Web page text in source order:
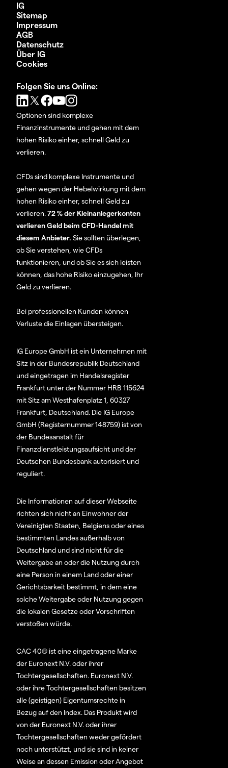
IG
Sitemap
Impressum
AGB
Datenschutz
Über IG
Cookies
Folgen Sie uns Online:
Optionen sind komplexe
Finanzinstrumente und gehen mit dem
hohen Risiko einher, schnell Geld zu
verlieren.
CFDs sind komplexe Instrumente und
gehen wegen der Hebelwirkung mit dem
hohen Risiko einher, schnell Geld zu
verlieren.72 % der Kleinanlegerkonten
verlieren Geld beim CFD-Handel mit
diesem Anbieter. Sie sollten überlegen,
ob Sie verstehen, wie CFDs
funktionieren, und ob Sie es sich leisten
können, das hohe Risiko einzugehen, Ihr
Geld zu verlieren.
Bei professionellen Kunden können
Verluste die Einlagen übersteigen.
IG Europe GmbH ist ein Unternehmen mit
Sitz in der Bundesrepublik Deutschland
und eingetragen im Handelsregister
Frankfurt unter der Nummer HRB 115624
mit Sitz am Westhafenplatz 1, 60327
Frankfurt, Deutschland. Die IG Europe
GmbH (Registernummer 148759) ist von
der Bundesanstalt für
Finanzdienstleistungsaufsicht und der
Deutschen Bundesbank autorisiert und
reguliert.
Die Informationen auf dieser Webseite
richten sich nicht an Einwohner der
Vereinigten Staaten, Belgiens oder eines
bestimmten Landes außerhalb von
Deutschland und sind nicht für die
Weitergabe an oder die Nutzung durch
eine Person in einem Land oder einer
Gerichtsbarkeit bestimmt, in dem eine
solche Weitergabe oder Nutzung gegen
die lokalen Gesetze oder Vorschriften
verstoßen würde.
CAC 40® ist eine eingetragene Marke
der Euronext N.V. oder ihrer
Tochtergesellschaften. Euronext N.V.
oder ihre Tochtergesellschaften besitzen
alle (geistigen) Eigentumsrechte in
Bezug auf den Index. Das Produkt wird
von der Euronext N.V. oder ihrer
Tochtergesellschaften weder gefördert
noch unterstützt, und sie sind in keiner
Weise an dessen Emission oder Angebot